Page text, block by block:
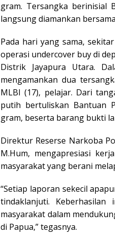
gram. Tersangka berinisial
langsung diamankan
Pada hari yang sama,
operasi undercover buy di
Distrik Jayapura Utara.
mengamankan dua
MLBI (17), pelajar. Dari
putih bertuliskan Bantuan
gram, beserta barang bukti
Direktur Reserse Narkoba
M.Hum, mengapresiasi
masyarakat yang berani
“Setiap laporan sekecil
tindaklanjuti.
masyarakat dalam
di Papua,” tegasnya.